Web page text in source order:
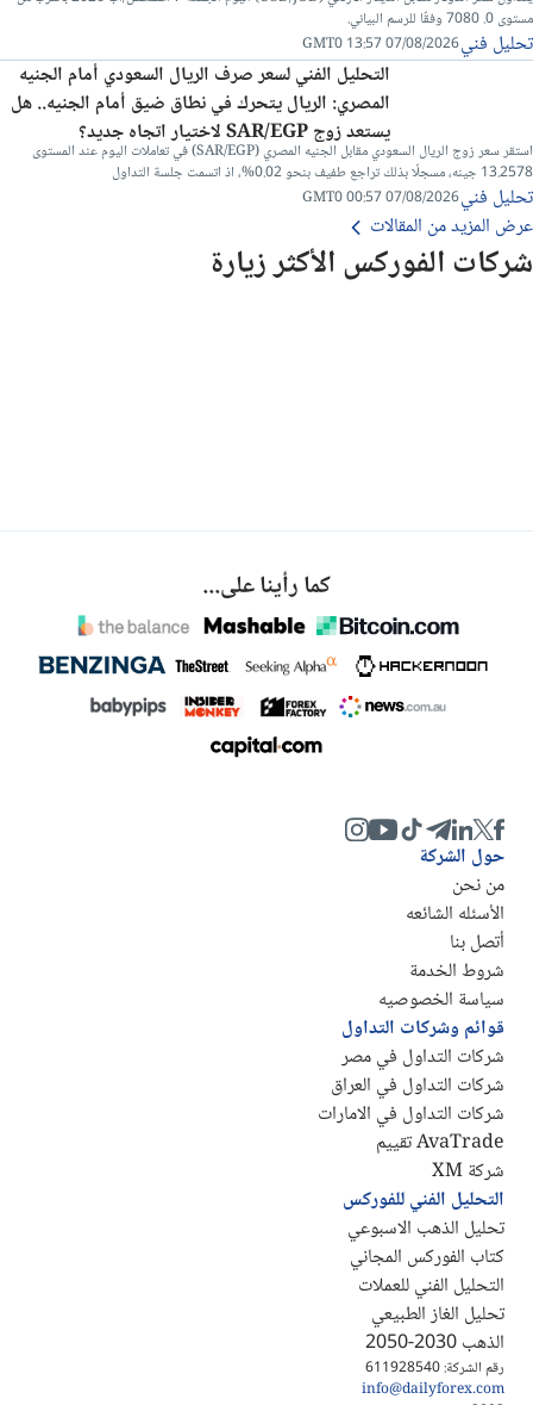
شركات الفوركس الأكثر زيارة
مستوى 0. 7080 وفقًا للرسم البياني.
تحليل فني07/08/2026 13:57 GMT0
التحليل الفني لسعر صرف الريال السعودي أمام الجنيه
المصري: الريال يتحرك في نطاق ضيق أمام الجنيه.. هل
يستعد زوج SAR/EGP لاختيار اتجاه جديد؟
استقر سعر زوج الريال السعودي مقابل الجنيه المصري (SAR/EGP) في تعاملات اليوم عند المستوى
13.2578 جينه، مسجلًا بذلك تراجع طفيف بنحو 0.02%، اذ اتسمت جلسة التداول
تحليل فني07/08/2026 00:57 GMT0
عرض المزيد من المقالات
كما رأينا على...
رقم الشركة: 611928540
info@dailyforex.com
حول الشركة
من نحن
الأسئله الشائعه
أتصل بنا
شروط الخدمة
سياسة الخصوصيه
قوائم وشركات التداول
شركات التداول في مصر
شركات التداول في العراق
شركات التداول في الامارات
AvaTrade تقييم
شركة XM
التحليل الفني للفوركس
تحليل الذهب الاسبوعي
كتاب الفوركس المجاني
التحليل الفني للعملات
تحليل الغاز الطبيعي
الذهب 2030-2050